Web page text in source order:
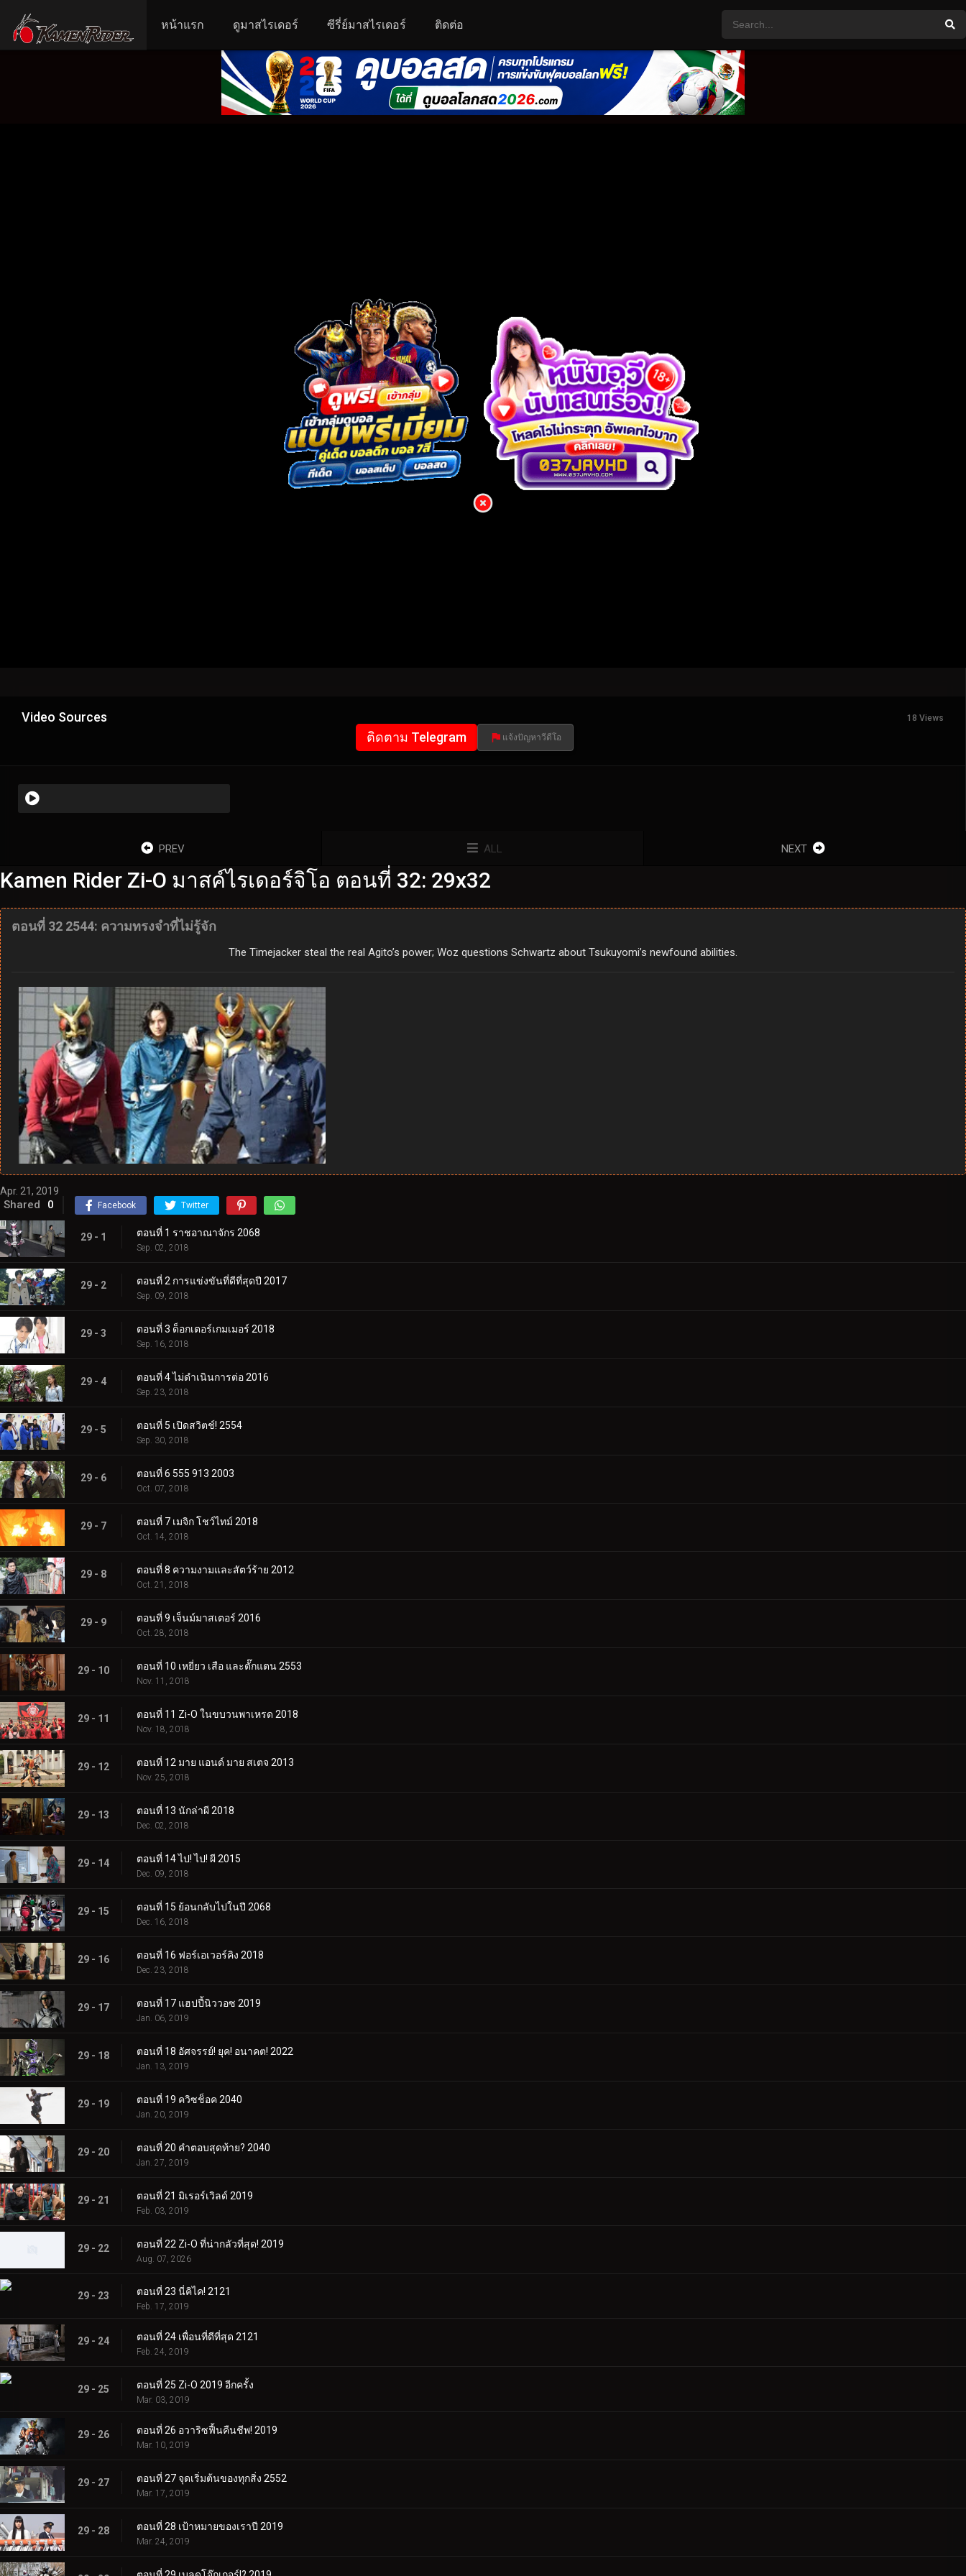
หน้าแรก ดูมาสไรเดอร์ ซีรี่ย์มาสไรเดอร์ ติดต่อ
Video Sources 18 Views
ติดตาม Telegram แจ้งปัญหาวีดีโอ
PREV ALL NEXT
Kamen Rider Zi-O มาสค์ไรเดอร์จิโอ ตอนที่ 32: 29x32
ตอนที่ 32 2544: ความทรงจำที่ไม่รู้จัก
The Timejacker steal the real Agito’s power; Woz questions Schwartz about Tsukuyomi’s newfound abilities.
Apr. 21, 2019
Shared 0 Facebook Twitter
29 - 1 ตอนที่ 1 ราชอาณาจักร 2068
Sep. 02, 2018
29 - 2 ตอนที่ 2 การแข่งขันที่ดีที่สุดปี 2017
Sep. 09, 2018
29 - 3 ตอนที่ 3 ด็อกเตอร์เกมเมอร์ 2018
Sep. 16, 2018
29 - 4 ตอนที่ 4 ไม่ดำเนินการต่อ 2016
Sep. 23, 2018
29 - 5 ตอนที่ 5 เปิดสวิตช์! 2554
Sep. 30, 2018
29 - 6 ตอนที่ 6 555 913 2003
Oct. 07, 2018
29 - 7 ตอนที่ 7 เมจิก โชว์ไทม์ 2018
Oct. 14, 2018
29 - 8 ตอนที่ 8 ความงามและสัตว์ร้าย 2012
Oct. 21, 2018
29 - 9 ตอนที่ 9 เจ็นม์มาสเตอร์ 2016
Oct. 28, 2018
29 - 10 ตอนที่ 10 เหยี่ยว เสือ และตั๊กแตน 2553
Nov. 11, 2018
29 - 11 ตอนที่ 11 Zi-O ในขบวนพาเหรด 2018
Nov. 18, 2018
29 - 12 ตอนที่ 12 มาย แอนด์ มาย สเตจ 2013
Nov. 25, 2018
29 - 13 ตอนที่ 13 นักล่าผี 2018
Dec. 02, 2018
29 - 14 ตอนที่ 14 ไป! ไป! ผี 2015
Dec. 09, 2018
29 - 15 ตอนที่ 15 ย้อนกลับไปในปี 2068
Dec. 16, 2018
29 - 16 ตอนที่ 16 ฟอร์เอเวอร์คิง 2018
Dec. 23, 2018
29 - 17 ตอนที่ 17 แฮปปี้นิววอซ 2019
Jan. 06, 2019
29 - 18 ตอนที่ 18 อัศจรรย์! ยุค! อนาคต! 2022
Jan. 13, 2019
29 - 19 ตอนที่ 19 ควิซช็อค 2040
Jan. 20, 2019
29 - 20 ตอนที่ 20 คำตอบสุดท้าย? 2040
Jan. 27, 2019
29 - 21 ตอนที่ 21 มิเรอร์เวิลด์ 2019
Feb. 03, 2019
29 - 22 ตอนที่ 22 Zi-O ที่น่ากลัวที่สุด! 2019
Aug. 07, 2026
29 - 23 ตอนที่ 23 นี่คิไค! 2121
Feb. 17, 2019
29 - 24 ตอนที่ 24 เพื่อนที่ดีที่สุด 2121
Feb. 24, 2019
29 - 25 ตอนที่ 25 Zi-O 2019 อีกครั้ง
Mar. 03, 2019
29 - 26 ตอนที่ 26 อวาริซฟื้นคืนชีพ! 2019
Mar. 10, 2019
29 - 27 ตอนที่ 27 จุดเริ่มต้นของทุกสิ่ง 2552
Mar. 17, 2019
29 - 28 ตอนที่ 28 เป้าหมายของเราปี 2019
Mar. 24, 2019